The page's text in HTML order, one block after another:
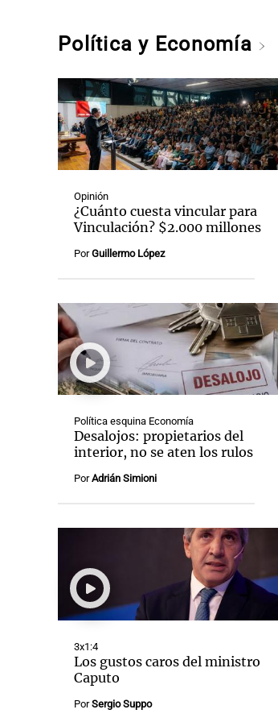
Política y Economía
Opinión
¿Cuánto cuesta vincular para
Vinculación? $2.000 millones
PorGuillermo López
Política esquina Economía
Desalojos: propietarios del
interior, no se aten los rulos
PorAdrián Simioni
3x1:4
Los gustos caros del ministro
Caputo
PorSergio Suppo